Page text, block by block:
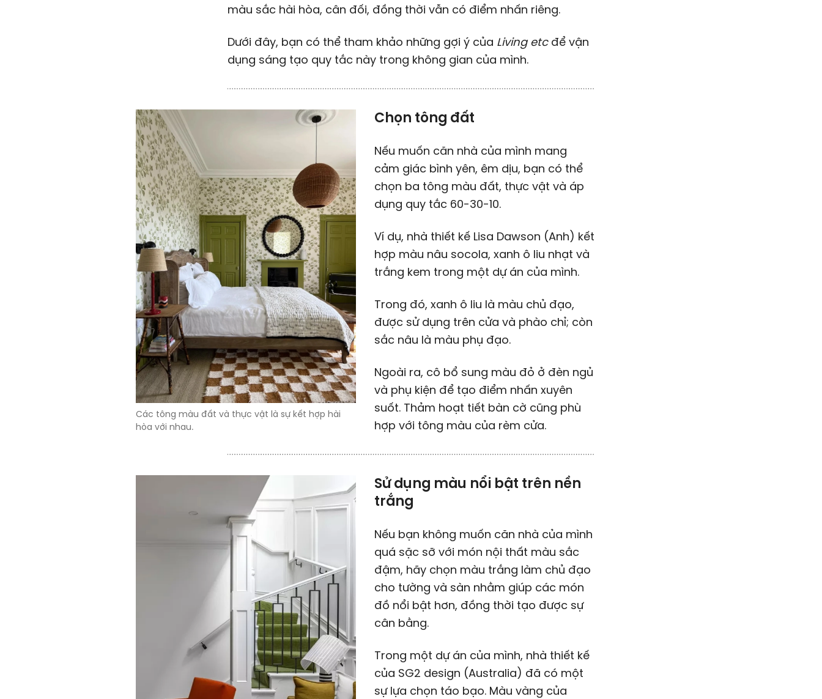
màu sắc hài hòa, cân đối, đồng thời vẫn có điểm nhấn riêng.
Dưới đây, bạn có thể tham khảo những gợi ý của Living etc để vận
dụng sáng tạo quy tắc này trong không gian của mình.
Các tông màu đất và thực vật là sự kết hợp hài
hòa với nhau.
Chọn tông đất
Nếu muốn căn nhà của mình mang
cảm giác bình yên, êm dịu, bạn có thể
chọn ba tông màu đất, thực vật và áp
dụng quy tắc 60-30-10.
Ví dụ, nhà thiết kế Lisa Dawson (Anh) kết
hợp màu nâu socola, xanh ô liu nhạt và
trắng kem trong một dự án của mình.
Trong đó, xanh ô liu là màu chủ đạo,
được sử dụng trên cửa và phào chỉ; còn
sắc nâu là màu phụ đạo.
Ngoài ra, cô bổ sung màu đỏ ở đèn ngủ
và phụ kiện để tạo điểm nhấn xuyên
suốt. Thảm hoạt tiết bàn cờ cũng phù
hợp với tông màu của rèm cửa.
Sử dụng màu nổi bật trên nền
trắng
Nếu bạn không muốn căn nhà của mình
quá sặc sỡ với món nội thất màu sắc
đậm, hãy chọn màu trắng làm chủ đạo
cho tường và sàn nhằm giúp các món
đồ nổi bật hơn, đồng thời tạo được sự
cân bằng.
Trong một dự án của mình, nhà thiết kế
của SG2 design (Australia) đã có một
sự lựa chọn táo bạo. Màu vàng của